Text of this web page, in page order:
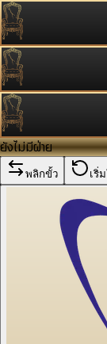
ยังไม่มีฝ่าย
พลิกขั้ว เริ่